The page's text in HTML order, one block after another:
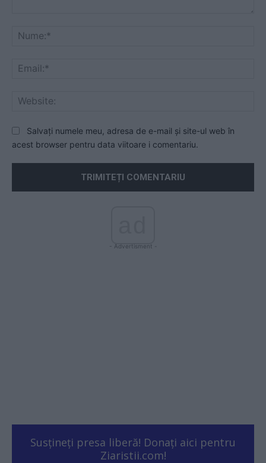
Salvați numele meu, adresa de e-mail și site-ul web în
acest browser pentru data viitoare i comentariu.
- Advertisment -
Susțineți presa liberă! Donați aici pentru
Ziaristii.com!